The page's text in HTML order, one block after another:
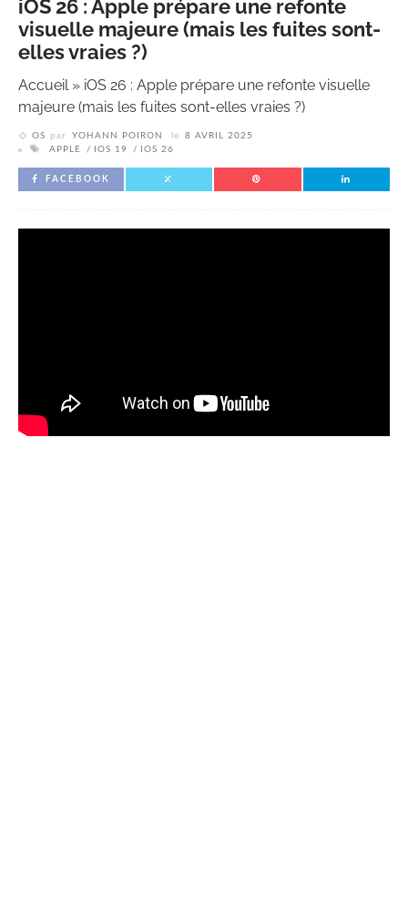
iOS 26 : Apple prépare une refonte
visuelle majeure (mais les fuites sont-
elles vraies ?)
Accueil» iOS 26 : Apple prépare une refonte visuelle
majeure (mais les fuites sont-elles vraies ?)
OS par YOHANN POIRON le
8 AVRIL 2025
APPLE
IOS 19 IOS 26
FACEBOOK